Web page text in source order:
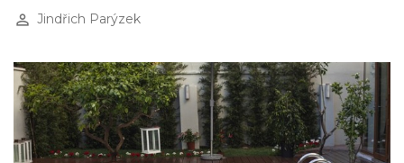
perm_identity Jindřich Parýzek